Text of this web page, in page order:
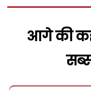
आगे की